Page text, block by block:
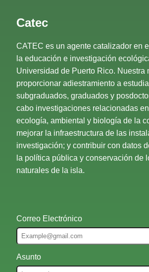
Catec
CATEC es un agente catalizador en
la educación e investigación
Universidad de Puerto Rico. Nuestra
proporcionar adiestramiento a
subgraduados, graduados y
cabo investigaciones relacionadas
ecología, ambiental y biología de la
mejorar la infraestructura de las
investigación; y contribuir con datos
la política pública y conservación de
naturales de la isla.
Correo Electrónico
Asunto